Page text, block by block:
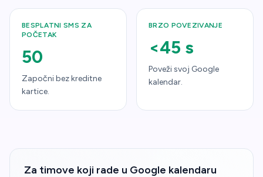
BESPLATNI SMS ZA
POČETAK
50
Započni bez kreditne
kartice.
BRZO POVEZIVANJE
<45 s
Poveži svoj Google
kalendar.
Za timove koji rade u Google kalendaru